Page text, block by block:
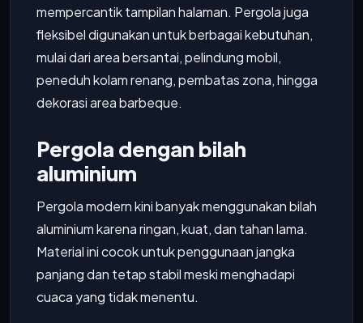
mempercantik tampilan halaman. Pergola juga
fleksibel digunakan untuk berbagai kebutuhan,
mulai dari area bersantai, pelindung mobil,
peneduh kolam renang, pembatas zona, hingga
dekorasi area barbeque.
Pergola dengan bilah
aluminium
Pergola modern kini banyak menggunakan bilah
aluminium karena ringan, kuat, dan tahan lama.
Material ini cocok untuk penggunaan jangka
panjang dan tetap stabil meski menghadapi
cuaca yang tidak menentu.